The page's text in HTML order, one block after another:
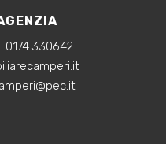
0174.330642